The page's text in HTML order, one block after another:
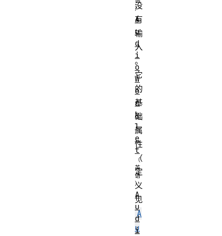
没
有
输
入
。
它
的
基
础
属
性
（
定
义
见
A
u
A
u
d
i
o
W
o
r
k
l
e
t
A
u
d
i